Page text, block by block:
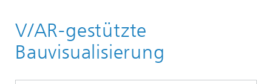
Leistungsspektrum
V/AR-gestützte
Bauvisualisierung